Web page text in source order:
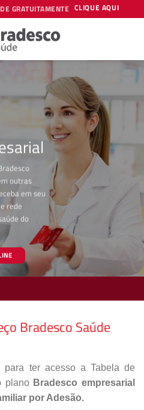
GRATUITAMENTE CLIQUE AQUI
outras
em seu
rede
do
Bradesco Saúde
ter acesso a Tabela de
plano Bradesco empresarial
por Adesão.